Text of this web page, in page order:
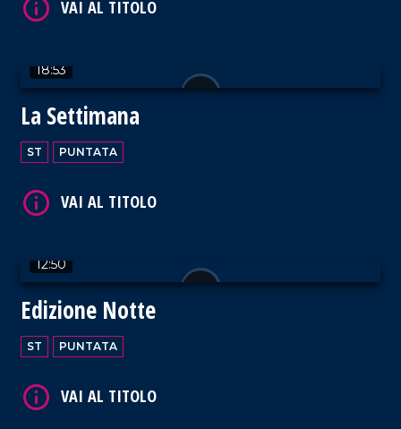
18:53
La Settimana
ST PUNTATA
12:50
Edizione Notte
ST PUNTATA
VAI AL TITOLO
VAI AL TITOLO